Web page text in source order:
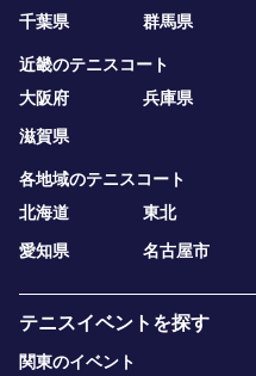
千葉県
群馬県
近畿のテニスコート
大阪府
兵庫県
滋賀県
各地域のテニスコート
北海道
東北
愛知県
名古屋市
テニスイベントを探す
関東のイベント